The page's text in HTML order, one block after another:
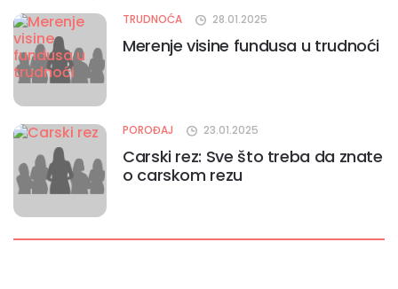
TRUDNOĆA 28.01.2025
Merenje visine fundusa u trudnoći
POROĐAJ 23.01.2025
Carski rez: Sve što treba da znate
o carskom rezu